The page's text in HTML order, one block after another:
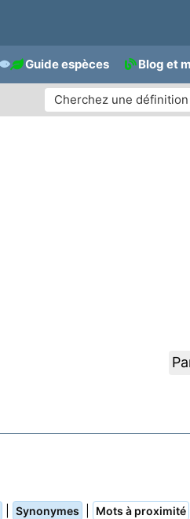
Guide espèces Blog et
Synonymes Mots à proximité